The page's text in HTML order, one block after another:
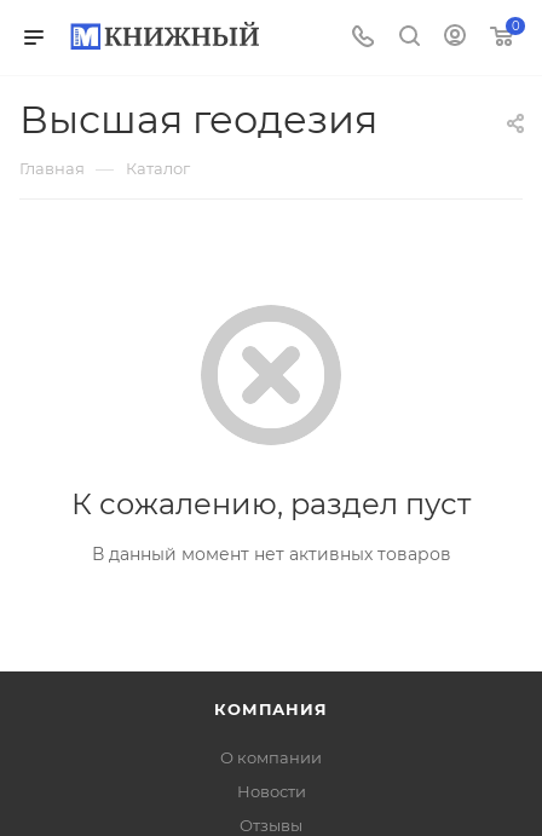
0
Высшая геодезия
Главная — Каталог
К сожалению, раздел пуст
В данный момент нет активных товаров
КОМПАНИЯ
О компании
Новости
Отзывы